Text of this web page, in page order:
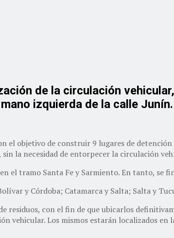
de la circulación
izquierda de la calle Junín.
el objetivo de construir 9 lugares de
la necesidad de entorpecer la circulación
el tramo Santa Fe y Sarmiento. En tanto, se
y Córdoba; Catamarca y Salta; Salta y
residuos, con el fin de que ubicarlos
Los mismos estarán localizados en